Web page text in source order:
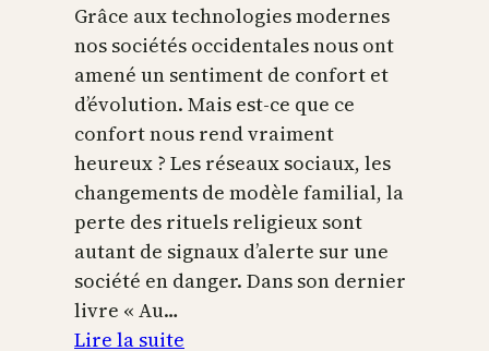
Grâce aux technologies modernes
nos sociétés occidentales nous ont
amené un sentiment de confort et
d’évolution. Mais est-ce que ce
confort nous rend vraiment
heureux ? Les réseaux sociaux, les
changements de modèle familial, la
perte des rituels religieux sont
autant de signaux d’alerte sur une
société en danger. Dans son dernier
livre « Au…
Lire la suite